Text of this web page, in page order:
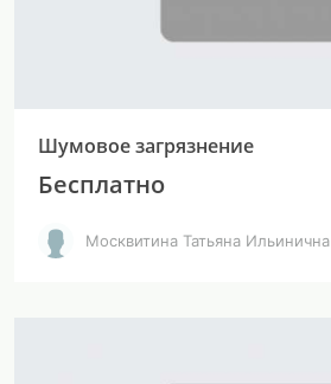
Шумовое загрязнение
Бесплатно
Москвитина Татьяна Ильинична